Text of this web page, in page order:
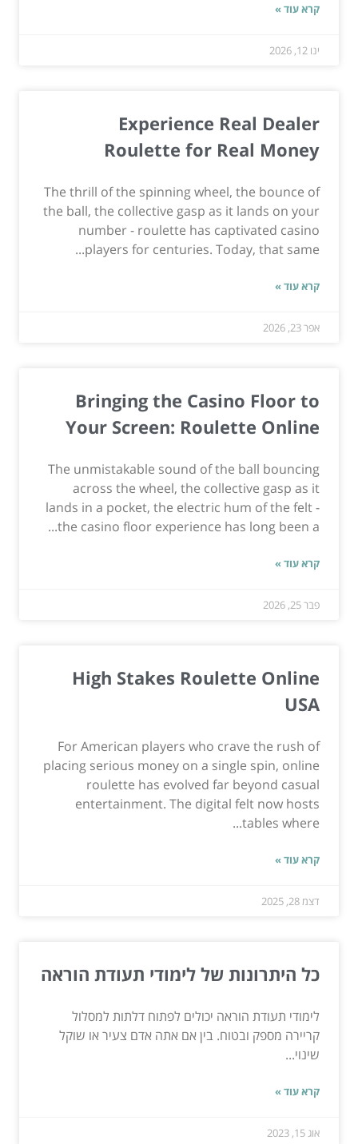
קרא עוד »
ינו 12, 2026
Experience Real Dealer
Roulette for Real Money
The thrill of the spinning wheel, the bounce of
the ball, the collective gasp as it lands on your
number - roulette has captivated casino
players for centuries. Today, that same...
קרא עוד »
אפר 23, 2026
Bringing the Casino Floor to
Your Screen: Roulette Online
The unmistakable sound of the ball bouncing
across the wheel, the collective gasp as it
lands in a pocket, the electric hum of the felt -
the casino floor experience has long been a...
קרא עוד »
פבר 25, 2026
High Stakes Roulette Online
USA
For American players who crave the rush of
placing serious money on a single spin, online
roulette has evolved far beyond casual
entertainment. The digital felt now hosts
tables where...
קרא עוד »
דצמ 28, 2025
כל היתרונות של לימודי תעודת הוראה
לימודי תעודת הוראה יכולים לפתוח דלתות למסלול
קריירה מספק ובטוח. בין אם אתה אדם צעיר או שוקל
שינוי...
קרא עוד »
אוג 15, 2023